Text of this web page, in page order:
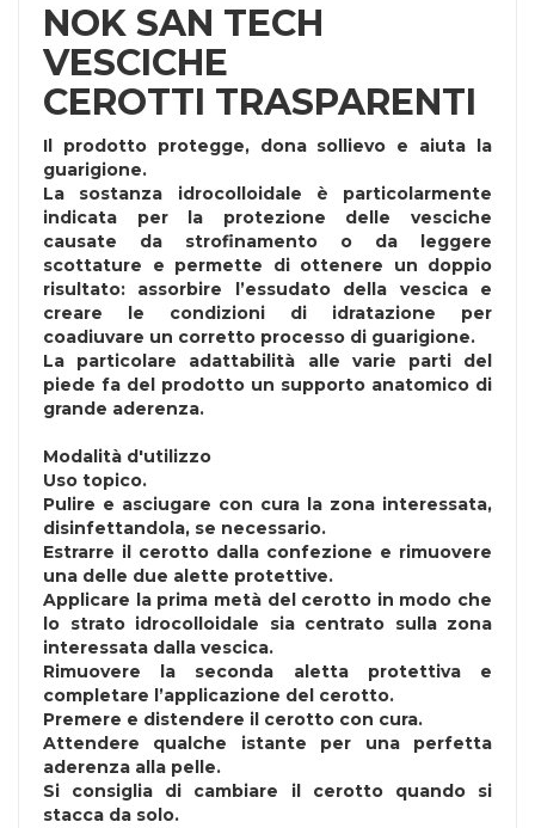
NOK SAN TECH
VESCICHE
CEROTTI TRASPARENTI
Il prodotto protegge, dona sollievo e aiuta la
guarigione.
La sostanza idrocolloidale è particolarmente
indicata per la protezione delle vesciche
causate da strofinamento o da leggere
scottature e permette di ottenere un doppio
risultato: assorbire l’essudato della vescica e
creare le condizioni di idratazione per
coadiuvare un corretto processo di guarigione.
La particolare adattabilità alle varie parti del
piede fa del prodotto un supporto anatomico di
grande aderenza.
Modalità d'utilizzo
Uso topico.
Pulire e asciugare con cura la zona interessata,
disinfettandola, se necessario.
Estrarre il cerotto dalla confezione e rimuovere
una delle due alette protettive.
Applicare la prima metà del cerotto in modo che
lo strato idrocolloidale sia centrato sulla zona
interessata dalla vescica.
Rimuovere la seconda aletta protettiva e
completare l’applicazione del cerotto.
Premere e distendere il cerotto con cura.
Attendere qualche istante per una perfetta
aderenza alla pelle.
Si consiglia di cambiare il cerotto quando si
stacca da solo.